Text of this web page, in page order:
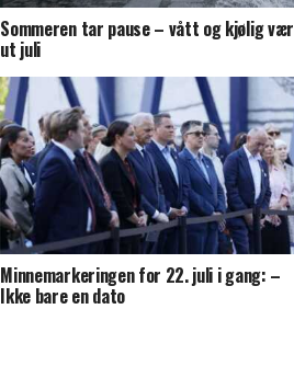
Sommeren tar pause – vått og kjølig vær
ut juli
Minnemarkeringen for 22. juli i gang: –
Ikke bare en dato